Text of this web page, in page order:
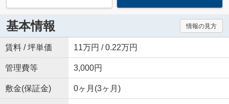
基本情報 情報の見方
賃料 / 坪単価 11万円 / 0.22万円
管理費等 3,000円
敷金(保証金) 0ヶ月(3ヶ月)